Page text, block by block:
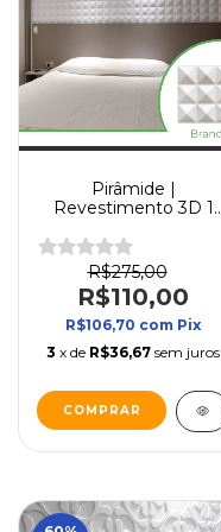
Pirâmide |
Revestimento 3D 1
Autocolante Placa 3D
para Parede
R$275,00
R$110,00
R$106,70 com Pix
3 x de R$36,67 sem juros
COMPRAR